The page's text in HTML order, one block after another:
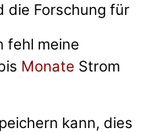
die Forschung für
fehl meine
Monate Strom
kann, dies